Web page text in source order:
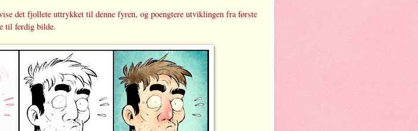
det fjollete uttrykket til denne fyren, og poengtere utviklingen fra første
til ferdig bilde.